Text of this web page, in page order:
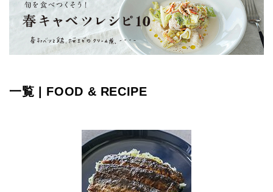
一覧 | FOOD & RECIPE